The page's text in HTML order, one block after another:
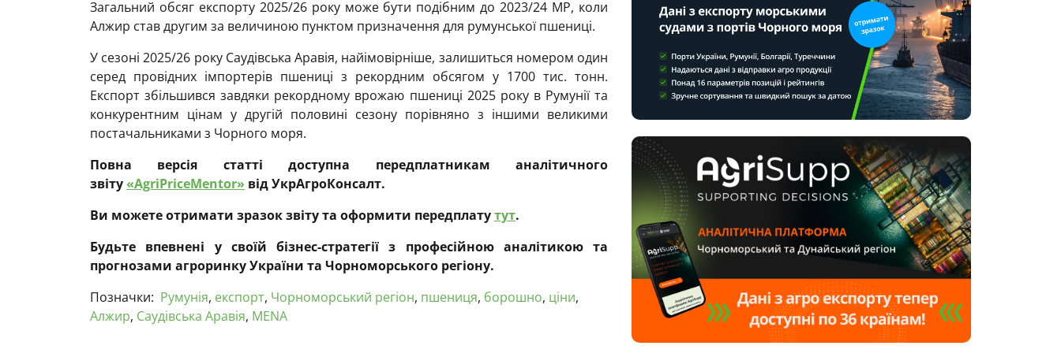
Загальний обсяг експорту 2025/26 року може бути подібним до 2023/24 МР, коли
Алжир став другим за величиною пунктом призначення для румунської пшениці.
У сезоні 2025/26 року Саудівська Аравія, найімовірніше, залишиться номером один
серед провідних імпортерів пшениці з рекордним обсягом у 1700 тис. тонн.
Експорт збільшився завдяки рекордному врожаю пшениці 2025 року в Румунії та
конкурентним цінам у другій половині сезону порівняно з іншими великими
постачальниками з Чорного моря.
Повна версія статті доступна передплатникам аналітичного
звіту«AgriPriceMentor» від УкрАгроКонсалт.
Ви можете отримати зразок звіту та оформити передплатутут.
Будьте впевнені у своїй бізнес-стратегії з професійною аналітикою та
прогнозами агроринку України та Чорноморського регіону.
Позначки: Румунія, експорт, Чорноморський регіон, пшениця, борошно, ціни,
Алжир, Саудівська Аравія, MENA